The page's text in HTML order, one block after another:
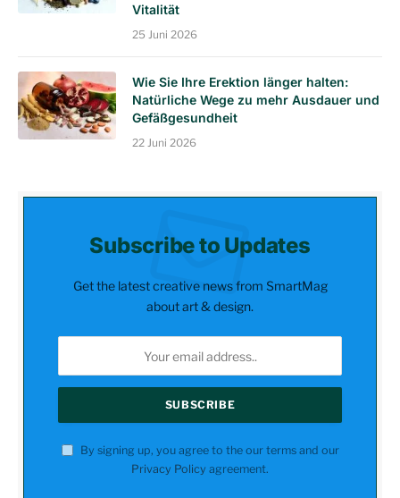
Vitalität
25 Juni 2026
Wie Sie Ihre Erektion länger halten:
Natürliche Wege zu mehr Ausdauer und
Gefäßgesundheit
22 Juni 2026
Subscribe to Updates
Get the latest creative news from SmartMag
about art & design.
By signing up, you agree to the our terms and our
Privacy Policy agreement.